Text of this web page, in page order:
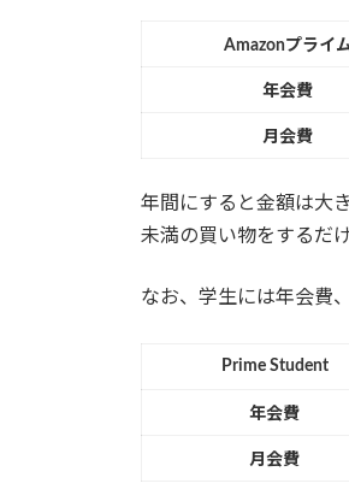
Amazonプライ
年会費
月会費
年間にすると金額は大
未満の買い物をするだ
なお、学生には年会費
Prime Student
年会費
月会費